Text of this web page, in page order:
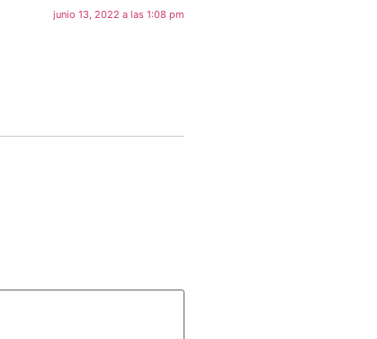
junio 13, 2022 a las 1:08 pm